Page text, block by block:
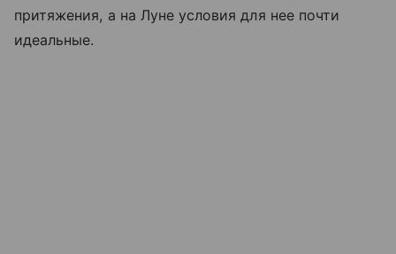
притяжения, а на Луне условия для нее почти
идеальные.